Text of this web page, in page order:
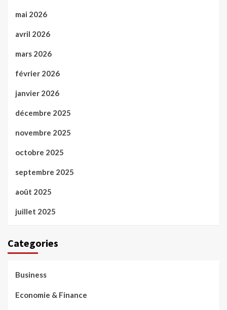
mai 2026
avril 2026
mars 2026
février 2026
janvier 2026
décembre 2025
novembre 2025
octobre 2025
septembre 2025
août 2025
juillet 2025
Categories
Business
Economie & Finance